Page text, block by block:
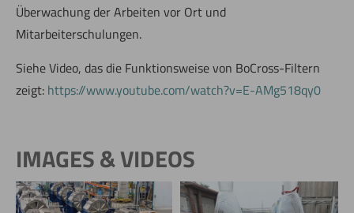
Überwachung der Arbeiten vor Ort und
Mitarbeiterschulungen.
Siehe Video, das die Funktionsweise von BoCross-Filtern
zeigt: https://www.youtube.com/watch?v=E-AMg518qy0
IMAGES & VIDEOS